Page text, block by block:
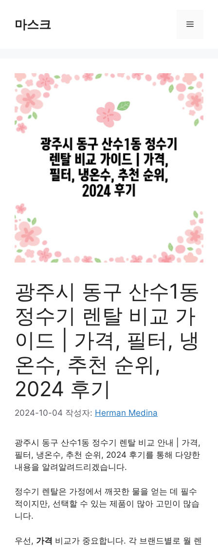
마스크 메
광주시 동구 산수1동
정수기 렌탈 비교 가
이드 | 가격, 필터, 냉
온수, 추천 순위,
2024 후기
2024-10-04 작성자: Herman Medina
광주시 동구 산수1동 정수기 렌탈 비교 안내 | 가격,
필터, 냉온수, 추천 순위, 2024 후기를 통해 다양한
내용을 알려알려드리겠습니다.
정수기 렌탈은 가정에서 깨끗한 물을 얻는 데 필수
적이지만, 선택할 수 있는 제품이 많아 고민이 많습
니다.
우선, 가격 비교가 중요합니다. 각 브랜드별로 월 렌